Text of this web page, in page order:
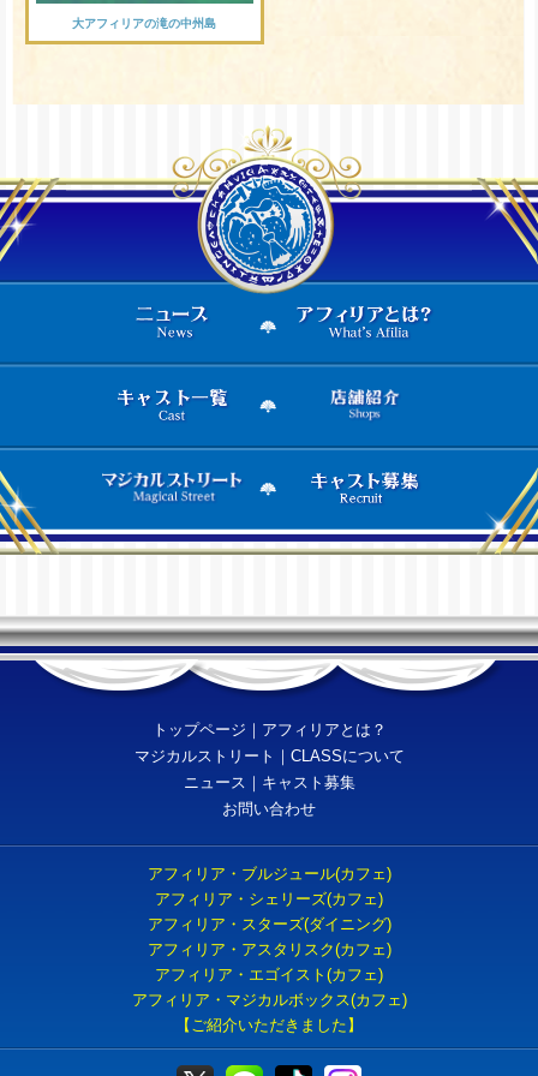
大アフィリアの滝の中州島
トップページ ｜ アフィリアとは？
マジカルストリート ｜ CLASSについて
ニュース ｜ キャスト募集
お問い合わせ
アフィリア・ブルジュール(カフェ)
アフィリア・シェリーズ(カフェ)
アフィリア・スターズ(ダイニング)
アフィリア・アスタリスク(カフェ)
アフィリア・エゴイスト(カフェ)
アフィリア・マジカルボックス(カフェ)
【ご紹介いただきました】